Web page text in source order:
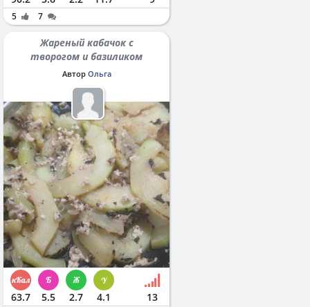
5 7
Жареный кабачок с
творогом и базиликом
Автор Ольга
63.7 5.5 2.7 4.1 13